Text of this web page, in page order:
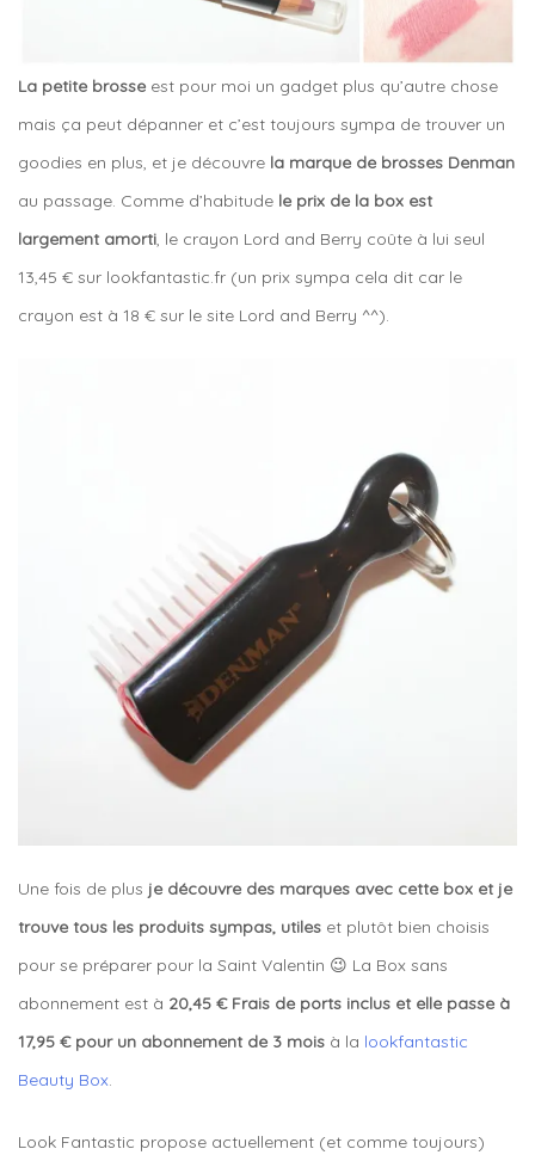
La petite brosse est pour moi un gadget plus qu’autre chose
mais ça peut dépanner et c’est toujours sympa de trouver un
goodies en plus, et je découvre la marque de brosses Denman
au passage. Comme d’habitude le prix de la box est
largement amorti, le crayon Lord and Berry coûte à lui seul
13,45 € sur lookfantastic.fr (un prix sympa cela dit car le
crayon est à 18 € sur le site Lord and Berry ^^).
Une fois de plus je découvre des marques avec cette box et je
trouve tous les produits sympas, utiles et plutôt bien choisis
pour se préparer pour la Saint Valentin 😉 La Box sans
abonnement est à 20,45 € Frais de ports inclus et elle passe à
17,95 € pour un abonnement de 3 mois à la lookfantastic
Beauty Box.
Look Fantastic propose actuellement (et comme toujours)